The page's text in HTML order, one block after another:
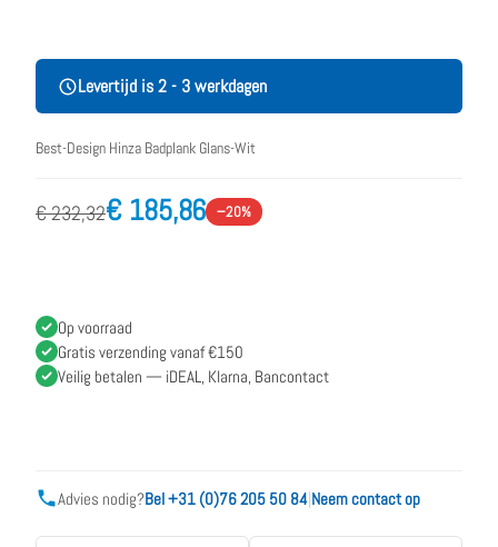
Levertijd is 2 - 3 werkdagen
Best-Design Hinza Badplank Glans-Wit
€ 232,32€ 185,86 −20%
Op voorraad
Gratis verzending vanaf €150
Veilig betalen — iDEAL, Klarna, Bancontact
Advies nodig?Bel +31 (0)76 205 50 84|Neem contact op